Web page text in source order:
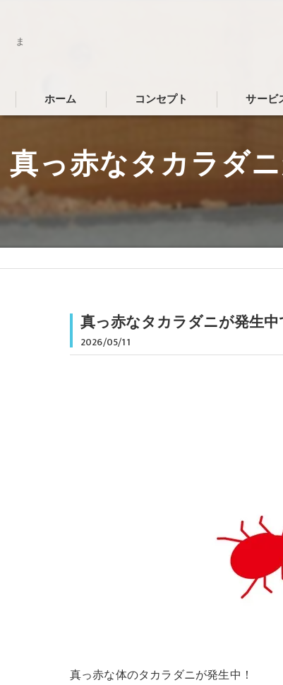
ま
ホーム コンセプト サービ
真っ赤なタカラダ
真っ赤なタカラダニが発生
2026/05/11
真っ赤な体のタカラダニが発生中！